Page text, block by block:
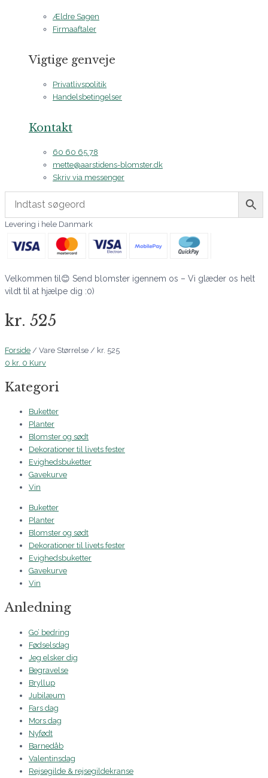
Ældre Sagen
Firmaaftaler
Vigtige genveje
Privatlivspolitik
Handelsbetingelser
Kontakt
60 60 65 78
mette@aarstidens-blomster.dk
Skriv via messenger
Levering i hele Danmark
Velkommen til😊 Send blomster igennem os – Vi glæder os helt
vildt til at hjælpe dig :0)
kr. 525
Forside / Vare Størrelse / kr. 525
0 kr. 0 Kurv
Kategori
Buketter
Planter
Blomster og sødt
Dekorationer til livets fester
Evighedsbuketter
Gavekurve
Vin
Buketter
Planter
Blomster og sødt
Dekorationer til livets fester
Evighedsbuketter
Gavekurve
Vin
Anledning
Go’ bedring
Fødselsdag
Jeg elsker dig
Begravelse
Bryllup
Jubilæum
Fars dag
Mors dag
Nyfødt
Barnedåb
Valentinsdag
Rejsegilde & rejsegildekranse